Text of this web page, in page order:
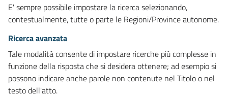
E' sempre possibile impostare la ricerca selezionando,
contestualmente, tutte o parte le Regioni/Province autonome.
Ricerca avanzata
Tale modalità consente di impostare ricerche più complesse in
funzione della risposta che si desidera ottenere; ad esempio si
possono indicare anche parole non contenute nel Titolo o nel
testo dell'atto.